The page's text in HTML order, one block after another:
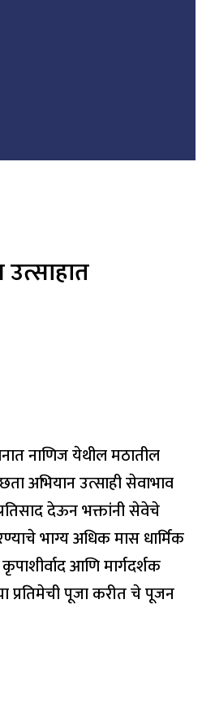
नाणिज येथील मठातील
अभियान उत्साही सेवाभाव
देऊन भक्तांनी सेवेचे
भाग्य अधिक मास धार्मिक
आणि मार्गदर्शक
प्रतिमेची पूजा करीत चे पूजन